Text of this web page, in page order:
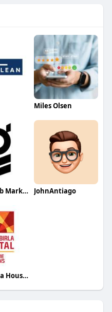
Miles Olsen
G Tech Web Marketing JohnAntiago
Aditya Birla Housing Finance Limited